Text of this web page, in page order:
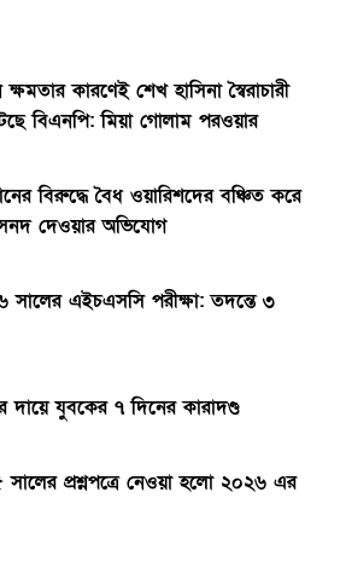
কারণেই শেখ হাসিনা স্বৈরাচারী
বিএনপি: মিয়া গোলাম পরওয়ার
বিরুদ্ধে বৈধ ওয়ারিশদের বঞ্চিত করে
দেওয়ার অভিযোগ
সালের এইচএসসি পরীক্ষা: তদন্তে ৩
দায়ে যুবকের ৭ দিনের কারাদণ্ড
প্রশ্নপত্রে নেওয়া হলো ২০২৬ এর